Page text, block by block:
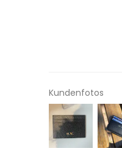
Kundenfotos